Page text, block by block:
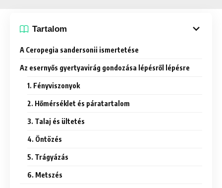
Tartalom
A Ceropegia sandersonii ismertetése
Az esernyős gyertyavirág gondozása lépésről lépésre
1. Fényviszonyok
2. Hőmérséklet és páratartalom
3. Talaj és ültetés
4. Öntözés
5. Trágyázás
6. Metszés